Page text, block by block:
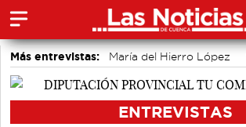
Más entrevistas: María del Hierro López
Javier Viñas
Fernando Polo
José Luis Martínez Guijarro
ENTREVISTAS